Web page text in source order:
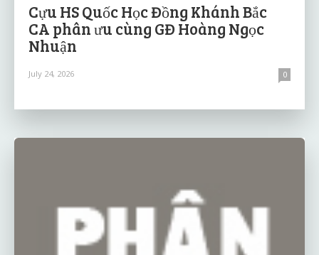
Cựu HS Quốc Học Đồng Khánh Bắc
CA phân ưu cùng GĐ Hoàng Ngọc
Nhuận
July 24, 2026 0